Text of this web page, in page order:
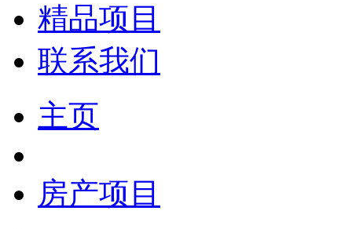
精品项目
联系我们
主页
房产项目